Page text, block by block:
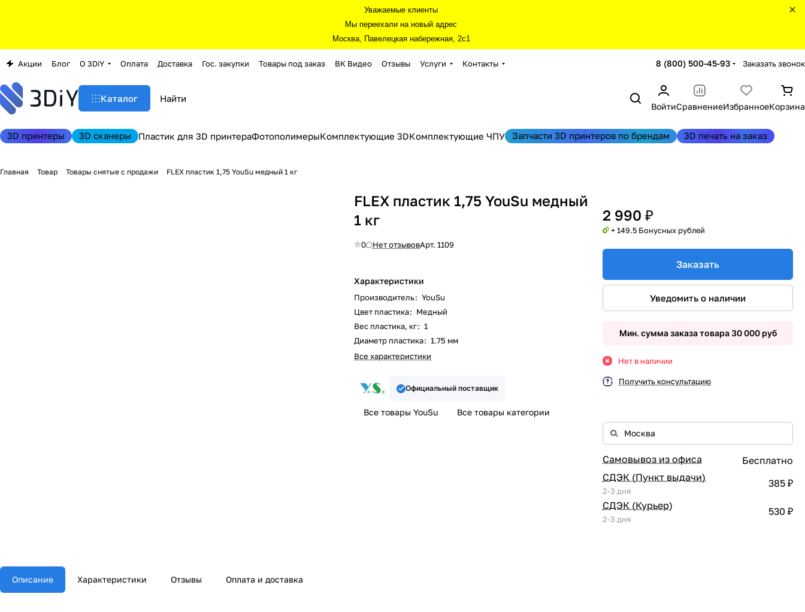
Уважаемые клиенты
Мы переехали на новый адрес
Москва, Павелецкая набережная, 2с1
Акции Блог О 3DiY Оплата Доставка Гос. закупки Товары под заказ ВК Видео Отзывы Услуги Контакты 8 (800) 500-45-93 Заказать звонок
Каталог
ВойтиСравнениеИзбранноеКорзина
3D принтеры 3D сканеры Пластик для 3D принтераФотополимерыКомплектующие 3DКомплектующие ЧПУ Запчасти 3D принтеров по брендам 3D печать на заказ
Главная Товар Товары снятые с продажи FLEX пластик 1,75 YouSu медный 1 кг
FLEX пластик 1,75 YouSu медный
1 кг
0 Нет отзывовАрт.1109
Характеристики
Производитель: YouSu
Цвет пластика: Медный
Вес пластика, кг: 1
Диаметр пластика: 1.75 мм
Все характеристики
Официальный поставщик
Все товары YouSu Все товары категории
2 990 ₽
+ 149.5 Бонусных рублей
Заказать
Уведомить о наличии
Мин. сумма заказа товара 30 000 руб
Нет в наличии
Получить консультацию
Самовывоз из офиса
Бесплатно
СДЭК (Пункт выдачи)
2-3 дня
385 ₽
СДЭК (Курьер)
2-3 дня
530 ₽
Описание Характеристики Отзывы Оплата и доставка